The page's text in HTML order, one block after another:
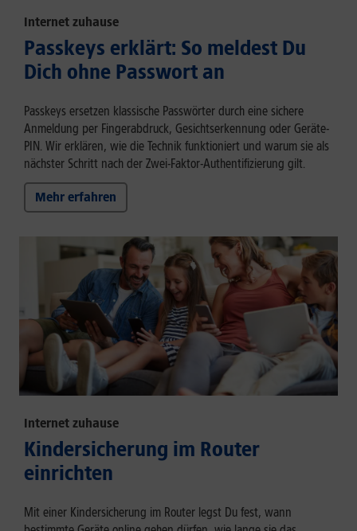
Internet zuhause
Passkeys erklärt: So meldest Du
Dich ohne Passwort an
Passkeys ersetzen klassische Passwörter durch eine sichere
Anmeldung per Fingerabdruck, Gesichtserkennung oder Geräte-
PIN. Wir erklären, wie die Technik funktioniert und warum sie als
nächster Schritt nach der Zwei-Faktor-Authentifizierung gilt.
Mehr erfahren
Internet zuhause
Kindersicherung im Router
einrichten
Mit einer Kindersicherung im Router legst Du fest, wann